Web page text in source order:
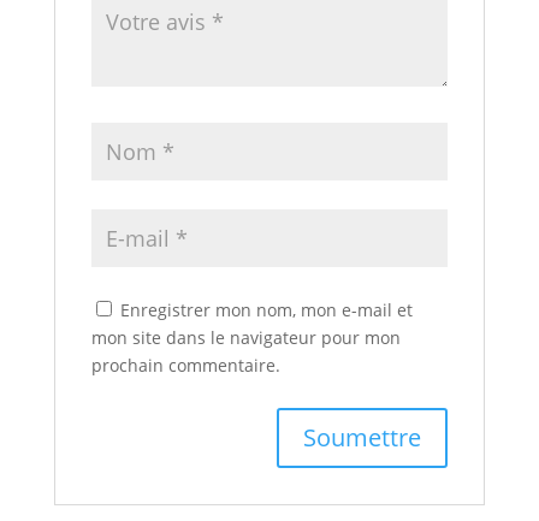
Enregistrer mon nom, mon e-mail et
mon site dans le navigateur pour mon
prochain commentaire.